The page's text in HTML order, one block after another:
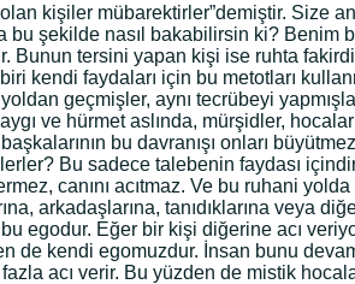
kişiler mübarektirler”demiştir. Size
şekilde nasıl bakabilirsin ki? Benim
Bunun tersini yapan kişi ise ruhta
kendi faydaları için bu metotları
geçmişler, aynı tecrübeyi
ve hürmet aslında, mürşidler,
bu davranışı onları
Bu sadece talebenin faydası
canını acıtmaz. Ve bu ruhani
arkadaşlarına, tanıdıklarına veya
egodur. Eğer bir kişi diğerine acı
de kendi egomuzdur. İnsan bunu
acı verir. Bu yüzden de mistik